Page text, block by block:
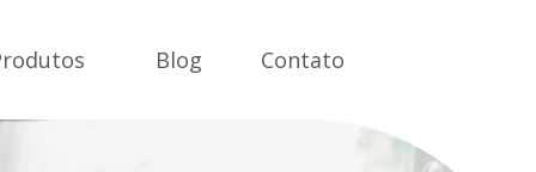
Blog Contato